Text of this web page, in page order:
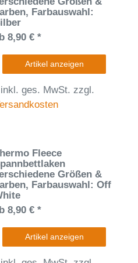
, Farbauswahl:
8,90 € *
Artikel anzeigen
inkl. ges. MwSt. zzgl.
Fleece
Größen &
, Farbauswahl: Off
8,90 € *
Artikel anzeigen